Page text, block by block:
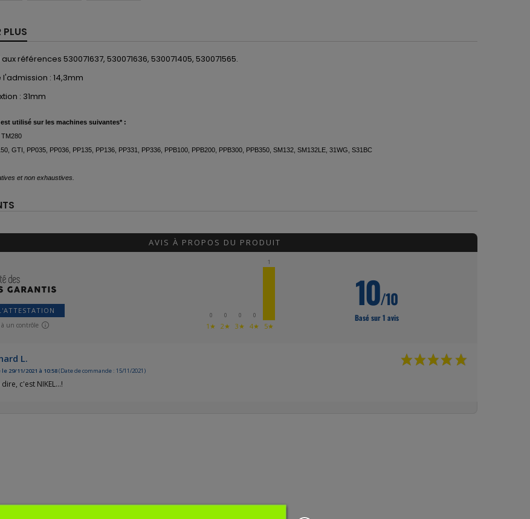
PLUS
références 530071637, 530071636, 530071405, 530071565.
: 14,3mm
: 31mm
utilisé sur les machines suivantes* :
TM280
GTI, PP035, PP036, PP135, PP136, PP331, PP336, PPB100, PPB200, PPB300, PPB350, SM132, SM132LE, 31WG, S31BC
et non exhaustives.
AVIS À PROPOS DU PRODUIT
à un contrôle
0
1★
0
2★
0
3★
0
4★
1
5★
10/10
Basé sur 1 avis
L.
29/11/2021 à 10:58(Date de commande : 15/11/2021)
c'est NIKEL...!